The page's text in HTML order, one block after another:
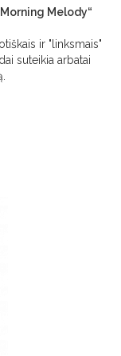
Melody“
ir "linksmais"
suteikia arbatai